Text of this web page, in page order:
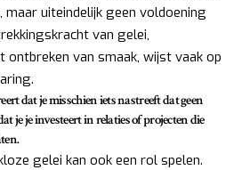
uiteindelijk geen voldoening
van gelei,
ontbreken van smaak, wijst vaak op
dat je misschien iets nastreeft dat geen
je je investeert in relaties of projecten die
gelei kan ook een rol spelen.